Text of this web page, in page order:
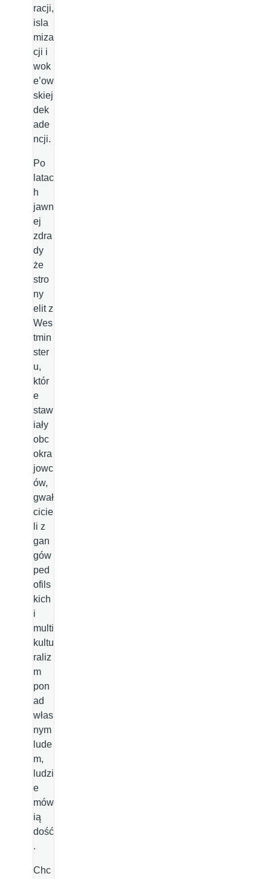
racji,
isla
miza
cji i
wok
e’ow
skiej
dek
ade
ncji.
Po
latac
h
jawn
ej
zdra
dy
że
stro
ny
elit z
Wes
tmin
ster
u,
któr
e
staw
iały
obc
okra
jowc
ów,
gwał
cicie
li z
gan
gów
ped
ofils
kich
i
multi
kultu
raliz
m
pon
ad
włas
nym
lude
m,
ludzi
e
mów
ią
dość
.
Chc